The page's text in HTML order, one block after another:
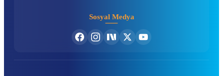
Sosyal Medya